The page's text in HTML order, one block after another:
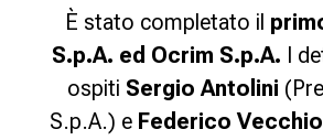
È stato completato il
S.p.A. ed Ocrim S.p.A.
I
ospiti Sergio Antolini
S.p.A.) e Federico